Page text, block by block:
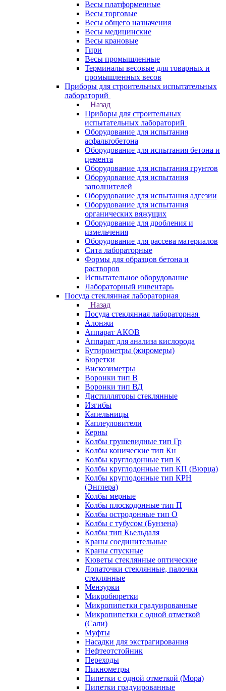
Весы платформенные
Весы торговые
Весы общего назначения
Весы медицинские
Весы крановые
Гири
Весы промышленные
Терминалы весовые для товарных и
промышленных весов
Приборы для строительных испытательных
лабораторий
Назад
Приборы для строительных
испытательных лабораторий
Оборудование для испытания
асфальтобетона
Оборудование для испытания бетона и
цемента
Оборудование для испытания грунтов
Оборудование для испытания
заполнителей
Оборудование для испытания адгезии
Оборудование для испытания
органических вяжущих
Оборудование для дробления и
измельчения
Оборудование для рассева материалов
Сита лабораторные
Формы для образцов бетона и
растворов
Испытательное оборудование
Лабораторный инвентарь
Посуда стеклянная лабораторная
Назад
Посуда стеклянная лабораторная
Алонжи
Аппарат АКОВ
Аппарат для анализа кислорода
Бутирометры (жиромеры)
Бюретки
Вискозиметры
Воронки тип В
Воронки тип ВД
Дистилляторы стеклянные
Изгибы
Капельницы
Каплеуловители
Керны
Колбы грушевидные тип Гр
Колбы конические тип Кн
Колбы круглодонные тип К
Колбы круглодонные тип КП (Вюрца)
Колбы круглодонные тип КРН
(Энглера)
Колбы мерные
Колбы плоскодонные тип П
Колбы остродонные тип О
Колбы с тубусом (Бунзена)
Колбы тип Кьельдаля
Краны соединительные
Краны спускные
Кюветы стеклянные оптические
Лопаточки стеклянные, палочки
стеклянные
Мензурки
Микробюретки
Микропипетки градуированные
Микропипетки с одной отметкой
(Сали)
Муфты
Насадки для экстрагирования
Нефтеотстойник
Переходы
Пикнометры
Пипетки с одной отметкой (Мора)
Пипетки градуированные